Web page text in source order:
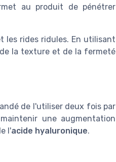
au produit de pénétrer
les rides ridules. En utilisant
la texture et de la fermeté
de l'utiliser deux fois par
une augmentation
l'acide hyaluronique.